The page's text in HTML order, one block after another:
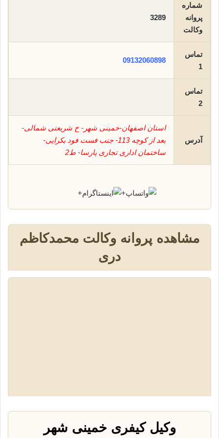
شماره
پروانه
وکالت
3289
تماس
1
09132060898
تماس
2
آدرس
استان اصفهان-خمینی شهر- خ شریعتی شمالی-
بعد از کوچه 113- جنب فست فود بکرایی-
ساختمان اداری تجاری پارسا- ط2
+
+
مشاهده پروانه وکالت محمدکاظم
دری
وکیل کیفری خمینی شهر